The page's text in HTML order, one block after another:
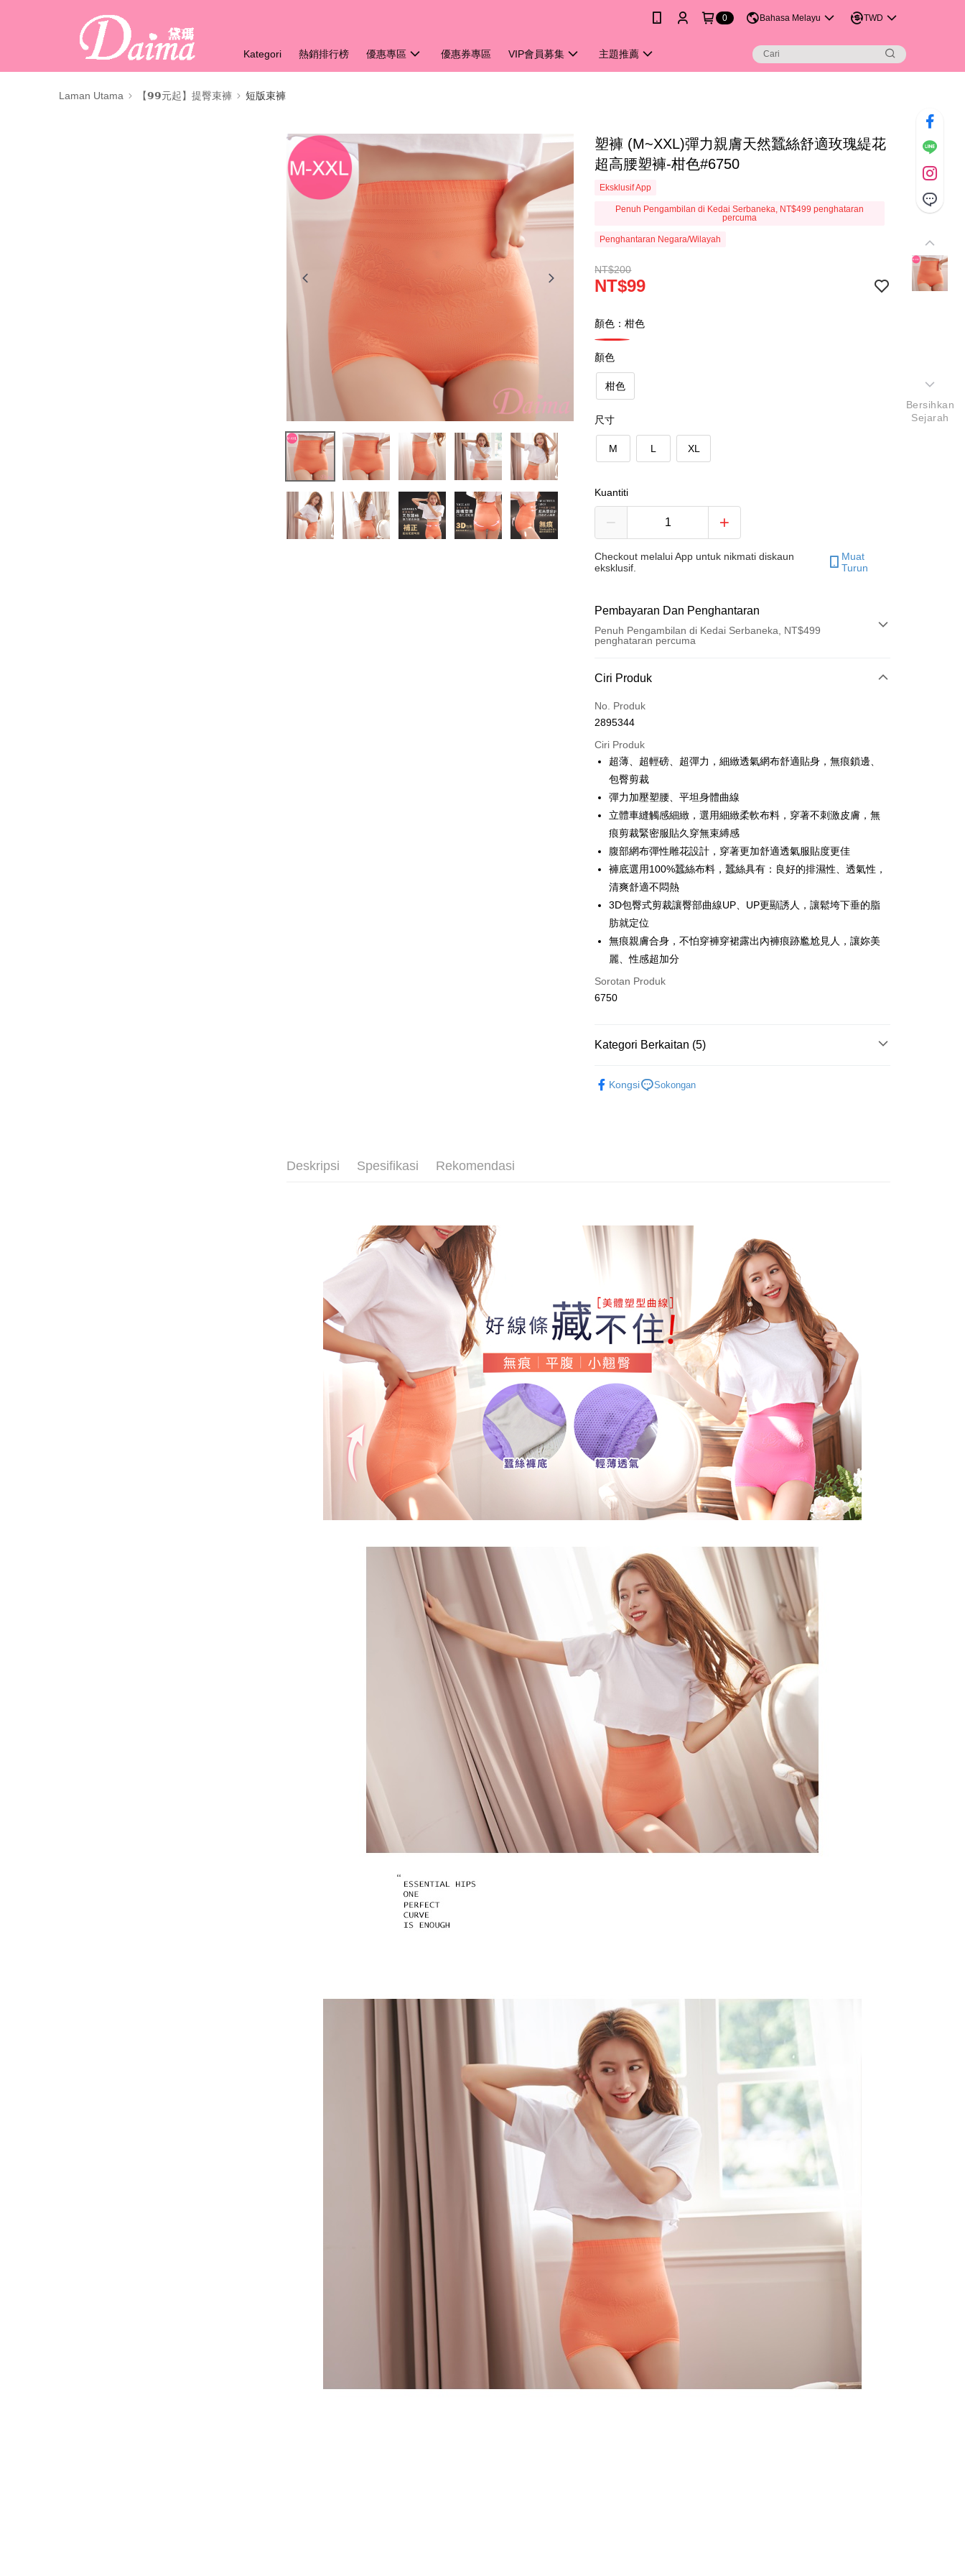
0 Bahasa Melayu TWD
Kategori 熱銷排行榜 優惠專區 優惠券專區 VIP會員募集 主題推薦
Laman Utama 【𝟵𝟵元起】提臀束褲 短版束褲
塑褲 (M~XXL)彈力親膚天然蠶絲舒適玫瑰緹花
超高腰塑褲-柑色#6750
Eksklusif App
Penuh Pengambilan di Kedai Serbaneka, NT$499 penghataran
percuma
Penghantaran Negara/Wilayah
NT$200
NT$99
顏色：柑色
顏色
柑色
尺寸
M L XL
Kuantiti
Checkout melalui App untuk nikmati diskaun
eksklusif.
Muat
Turun
Pembayaran Dan Penghantaran
Penuh Pengambilan di Kedai Serbaneka, NT$499
penghataran percuma
Kaedah Pembayaran
Kad Kredit (Bayaran Penuh)
Pengambilan di Kedai Serbaneka
LINE Pay
Apple Pay
Easy Wallet
OP Pay Later
Deskripsi
[Terma Penggunaan untuk OP Pay Later]
Perkhidmatan ini disediakan oleh Taiwan Mobile dan tersedia untuk
pengguna Taiwan Mobile tanpa memerlukan permohonan tambahan.
Jika anda memilih OP Pay Later sebagai kaedah pembayaran, sistem
akan mengarahkan anda secara automatik ke proses transaksi OP Pay
pembayaran disahkan.
yang dikenakan adalah tertakluk kepada maklumat yang dinyatakan
Pembayaran ansuran melalui OP Pay Later akan dibilkan secara
berasingan dan tidak termasuk dalam bil telekom anda. SMS peringatan
pembayaran akan dihantar selepas kitaran bil bulanan.
Selepas mengakses bil melalui pautan dalam SMS, anda boleh
menyelesaikan pembayaran anda melalui salah satu saluran berikut:
kod bar kedai serbaneka, kedai runcit Taiwan Mobile, pemindahan bank,
JKOPay, atau iPASS MONEY.
[Nota Penting]
Perkhidmatan ini disediakan oleh Taiwan Mobile Co., Ltd. (“Syarikat”),
yang membolehkan pelanggan membeli barangan atau perkhidmatan
melalui perkhidmatan ini pada masa transaksi. Hasil daripada
pembelian atau pembayaran ansuran akan dipindahkan oleh peniaga
kepada Syarikat, dan pelanggan hendaklah membuat pembayaran
mengikut perjanjian menggunakan sistem bil Syarikat.
Untuk memenuhi hubungan kontrak yang terjalin melalui persetujuan
penggunaan OP Pay Later, peniaga akan memberikan maklumat
peribadi anda (termasuk nama, nombor telefon, atau alamat) kepada
Syarikat bagi tujuan pengumpulan, pemprosesan dan penggunaan data
yang diperlukan untuk pengebilan ansuran, termasuk pengesahan,
Untuk terma perkhidmatan penuh, sila rujuk pautan berikut:
https://oppay.tw/userRule
" target="_blank" class="link revert-
style">https://oppay.tw/userRule
【Panduan Penggunaan Pembayaran Ansuran Gogo】
1. Perkhidmatan ini disediakan oleh Taiwan Mobile, pengguna telefon
mudah alih boleh segera menggunakan tanpa perlu memohon lagi.
(Hanya untuk nombor langganan peribadi, tidak terbuka untuk syarikat
dan kad prabayar)
2. Pilihan kaedah pembayaran "Pembayaran Ansuran Gogo", selepas
pesanan ditubuhkan, akan secara automatik dialihkan ke proses
transaksi Gogo, selepas pengesahan nombor telefon, pilih bilangan
ansuran yang diingini, tarikh akhir pembayaran, dan setelah
mengesahkan pembayaran, transaksi akan selesai.
3. Jumlah kelulusan sebenar, bilangan ansuran dan jumlah bayaran
adalah berdasarkan halaman pengesahan transaksi seterusnya.
4. Dalam masa 30 minit selepas pesanan ditubuhkan, jika tidak pergi
untuk mengesahkan transaksi atau jika tidak lulus semakan, pesanan
akan dibatalkan secara automatik. Jika terdapat situasi "pindah untuk
semakan khusus" yang tidak lulus, ini menunjukkan bahawa sistem
penilaian tidak mencukupi, tiada penjelasan mengenai kandungan
penilaian boleh diberikan.
【Penerangan Kaedah Pembayaran】
perkhidmatan ini semasa transaksi, dan kedai akan menyerahkan hak
tuntutan harga jual/beli ansuran kepada syarikat ini untuk membayar bil
menggunakan bil syarikat ini.
2. Berdasarkan tujuan kontrak persetujuan pembayaran menggunakan
"Pembayaran Ansuran Gogo", kedai akan memberikan maklumat
peribadi anda (termasuk nama, telefon atau alamat) kepada Taiwan
Mobile untuk pengumpulan, pemprosesan dan penggunaan, untuk
pengesahan, semakan dan pembetulan data yang diperlukan untuk bil
ansuran oleh Taiwan Mobile.
3. Sila baca syarat perkhidmatan pengguna secara lengkap melalui
pautan berikut: https://oppay.tw/userRule
AFTEE
Deskripsi
Pertama, Mengenai Perkhidmatan AFTEE Beli Sekarang Bayar
1. Dengan memilih AFTEE sebagai kaedah pembayaran, mesej
pengesahan AFTEE akan muncul.
4. Setelah pesanan disahkan, anda akan menerima SMS pembayaran
5. Tiada bayaran diperlukan apabila anda menerima produk. Sila buat
ditambah dengan bilangan hari yang boleh dilanjutkan oleh AFTEE.
Anda boleh melanjutkan tempoh pembayaran anda sebelum anda
menerima pesanan. Walau bagaimanapun, tiada jaminan bahawa anda
boleh menerima pesanan anda semasa tempoh pembayaran (cth.:
produk prapesanan atau produk yang mungkin mengambil masa yang
lebih lama untuk dihantar). Oleh itu, anda dikehendaki membuat
pembayaran kepada AFTEE dalam tempoh sama ada anda menerima
pesanan.
Kedua, Sekatan Pembayaran
1. Jumlah yang diperakui untuk pengguna kali pertama boleh sehingga
NT$10,000. Amaun diperakui sebenar yang diluluskan akan
berdasarkan keputusan pensijilan dan semakan oleh AFTEE.
2. Amaun perbelanjaan minimum mestilah lebih besar daripada NT$20.
3. Pada masa ini hanya tersedia untuk ahli Taiwan.
Ketiga, Syarat Perkhidmatan
Perkhidmatan AFTEE Beli Sekarang Bayar Kemudian disediakan oleh
NP Taiwan, Inc. dan AFTEE akan membuat bil kepada pengguna. AFTEE
akan menggunakan data peribadi yang dikumpul (termasuk nama
pembeli, no. telefon, nama penerima, no. telefon, alamat penerima)
untuk penggunaan perkhidmatan. Sila rujuk kepada "Penyata
Pengumpulan Data Peribadi, Pemprosesan, Penggunaan"
Jumlah yang diperakui untuk pengguna kali pertama yang lulus
kelulusan boleh sehingga NT$10,000. Jika pengguna tidak membuat
pembayaran dalam tempoh tersebut, yuran pembayaran lewat sebanyak
20% setahun akan dikenakan. Pengguna bawah umur dikehendaki
mendapatkan kebenaran daripada ibu bapa atau penjaga yang sah
untuk menggunakan AFTEE.
Sila hubungi NP Taiwan Inc. dics_tw@netprotections.co.jp
mempunyai sebarang kebimbangan mengenai pemprosesan dan
penggunaan pada data peribadi. Jika anda tidak bersetuju dengan data
peribadi yang disenaraikan seperti di atas akan dikumpul dan
digunakan oleh AFTEE, sila jangan gunakan perkhidmatan ini.
Deskripsi
「Hami Point」為中華電信所提供之點數服務，可於會員專區綁定中華電
Tunai semasa Penghantaran
Pilihan Penghantaran
萊爾富取貨付款
NT$80/pesanan | Penghantaran percuma untuk pesanan
NT$799 atau lebih
付款後萊爾富取貨
NT$80/pesanan | Penghantaran percuma untuk pesanan
NT$799 atau lebih
7-11取貨付款
NT$80/pesanan | Penghantaran percuma untuk pesanan
NT$799 atau lebih
付款後7-11取貨
NT$80/pesanan | Penghantaran percuma untuk pesanan
NT$799 atau lebih
7-11取貨(快速到店)
NT$90/pesanan
NT$80/pesanan | Penghantaran percuma untuk pesanan
NT$890 atau lebih
黑貓貨到付款
NT$120/pesanan
國家/地區配送 Kadar Penghantaran
Ciri Produk
No. Produk
2895344
Ciri Produk
超薄、超輕磅、超彈力，細緻透氣網布舒適貼身，無痕鎖邊、
包臀剪裁
彈力加壓塑腰、平坦身體曲線
立體車縫觸感細緻，選用細緻柔軟布料，穿著不刺激皮膚，無
痕剪裁緊密服貼久穿無束縛感
腹部網布彈性雕花設計，穿著更加舒適透氣服貼度更佳
褲底選用100%蠶絲布料，蠶絲具有：良好的排濕性、透氣性，
清爽舒適不悶熱
3D包臀式剪裁讓臀部曲線UP、UP更顯誘人，讓鬆垮下垂的脂
肪就定位
無痕親膚合身，不怕穿褲穿裙露出內褲痕跡尷尬見人，讓妳美
麗、性感超加分
Sorotan Produk
6750
Kategori Berkaitan (5)
Kongsi Sokongan
Deskripsi Spesifikasi Rekomendasi
Bersihkan
Sejarah